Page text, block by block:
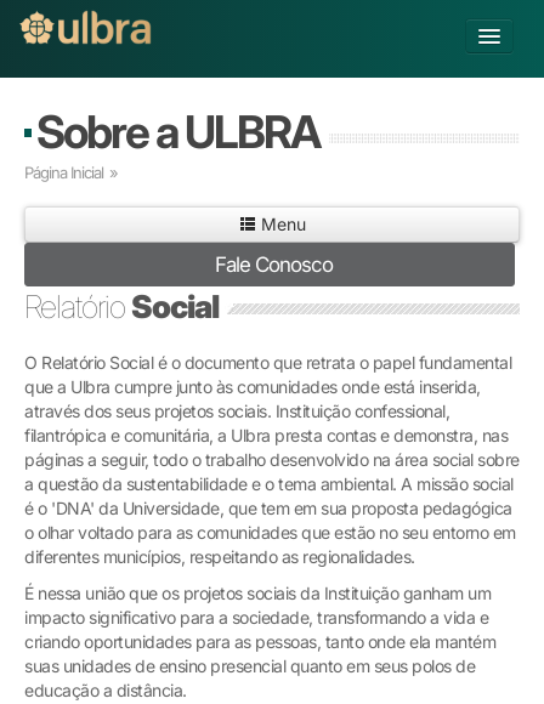
Buscar
Matricule-se
Educação Básica
Graduação
Educação a Distância
Pesquisa
Extensão
Infraestrutura e Serviços
Inovação
Sobre a ULBRA
Sobre a ULBRA
Página Inicial »
Menu
Fale Conosco
RelatórioSocial
O Relatório Social é o documento que retrata o papel fundamental
que a Ulbra cumpre junto às comunidades onde está inserida,
através dos seus projetos sociais. Instituição confessional,
filantrópica e comunitária, a Ulbra presta contas e demonstra, nas
páginas a seguir, todo o trabalho desenvolvido na área social sobre
a questão da sustentabilidade e o tema ambiental. A missão social
é o 'DNA' da Universidade, que tem em sua proposta pedagógica
o olhar voltado para as comunidades que estão no seu entorno em
diferentes municípios, respeitando as regionalidades.
É nessa união que os projetos sociais da Instituição ganham um
impacto significativo para a sociedade, transformando a vida e
criando oportunidades para as pessoas, tanto onde ela mantém
suas unidades de ensino presencial quanto em seus polos de
educação a distância.